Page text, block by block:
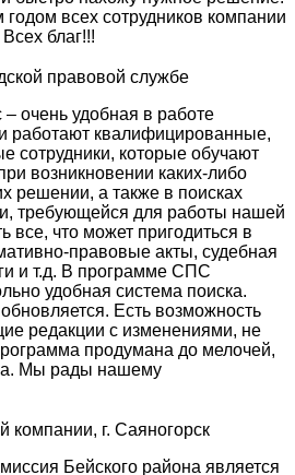
всех сотрудников компании
благ!!!
правовой службе
очень удобная в работе
работают квалифицированные,
сотрудники, которые обучают
возникновении каких-либо
решении, а также в поисках
требующейся для работы нашей
все, что может пригодиться в
правовые акты, судебная
и т.д. В программе СПС
удобная система поиска.
Есть возможность
редакции с изменениями, не
продумана до мелочей,
Мы рады нашему
г. Саяногорск
Бейского района является